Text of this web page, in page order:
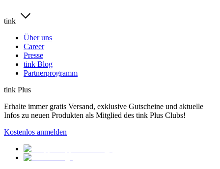
tink
Über uns
Career
Presse
tink Blog
Partnerprogramm
tink Plus
Erhalte immer gratis Versand, exklusive Gutscheine und aktuelle
Infos zu neuen Produkten als Mitglied des tink Plus Clubs!
Kostenlos anmelden